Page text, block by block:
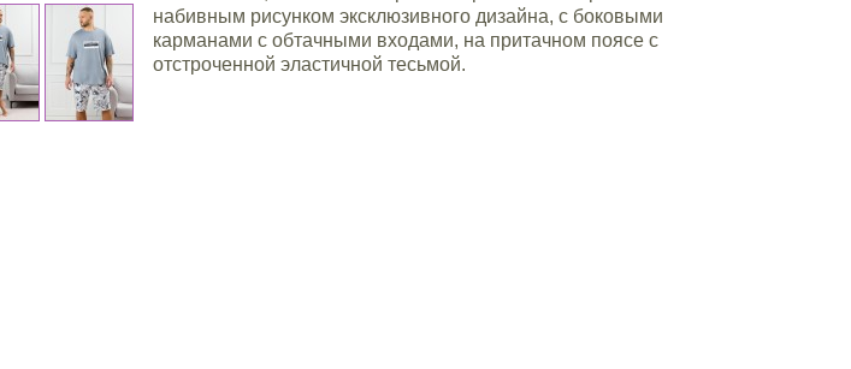
набивным рисунком эксклюзивного дизайна, с боковыми
карманами с обтачными входами, на притачном поясе с
отстроченной эластичной тесьмой.